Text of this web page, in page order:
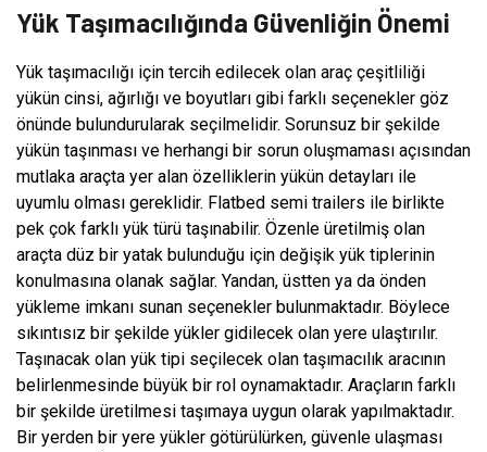
Yük Taşımacılığında Güvenliğin Önemi
Yük taşımacılığı için tercih edilecek olan araç çeşitliliği
yükün cinsi, ağırlığı ve boyutları gibi farklı seçenekler göz
önünde bulundurularak seçilmelidir. Sorunsuz bir şekilde
yükün taşınması ve herhangi bir sorun oluşmaması açısından
mutlaka araçta yer alan özelliklerin yükün detayları ile
uyumlu olması gereklidir. Flatbed semi trailers ile birlikte
pek çok farklı yük türü taşınabilir. Özenle üretilmiş olan
araçta düz bir yatak bulunduğu için değişik yük tiplerinin
konulmasına olanak sağlar. Yandan, üstten ya da önden
yükleme imkanı sunan seçenekler bulunmaktadır. Böylece
sıkıntısız bir şekilde yükler gidilecek olan yere ulaştırılır.
Taşınacak olan yük tipi seçilecek olan taşımacılık aracının
belirlenmesinde büyük bir rol oynamaktadır. Araçların farklı
bir şekilde üretilmesi taşımaya uygun olarak yapılmaktadır.
Bir yerden bir yere yükler götürülürken, güvenle ulaşması